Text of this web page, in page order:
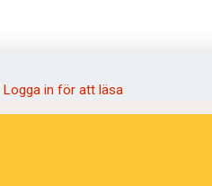
Logga in för att läsa